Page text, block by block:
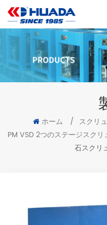
ホーム / スクリ
PM VSD 2つのステージスク
石スクリ